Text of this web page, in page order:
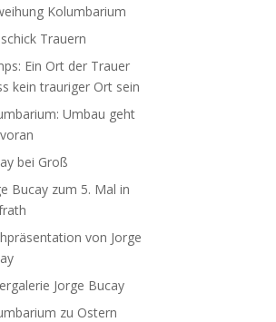
Kolumbarium
Trauern
Ein Ort der Trauer
kein trauriger Ort sein
Umbau geht
bei Groß
Bucay zum 5. Mal in
von Jorge
Jorge Bucay
zu Ostern